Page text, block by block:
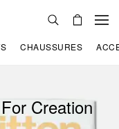
CHAUSSURES
Creation